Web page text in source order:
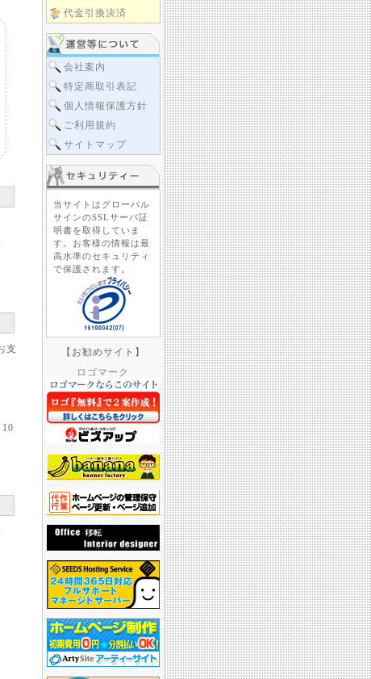
支
代金引換決済
会社案内
特定商取引表記
個人情報保護方針
ご利用規約
サイトマップ
当サイトはグローバル
サインのSSLサーバ証
明書を取得していま
す。お客様の情報は最
高水準のセキュリティ
で保護されます。
【お勧めサイト】
ロゴマーク